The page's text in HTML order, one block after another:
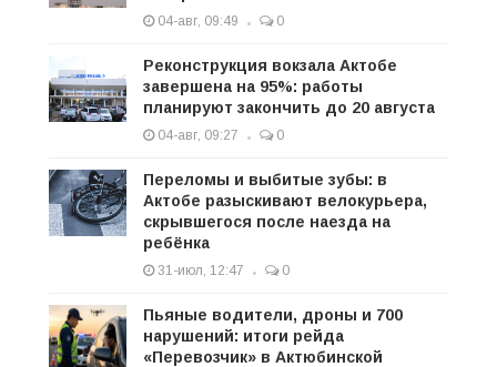
04-авг, 09:49 0
Реконструкция вокзала Актобе
завершена на 95%: работы
планируют закончить до 20 августа
04-авг, 09:27 0
Переломы и выбитые зубы: в
Актобе разыскивают велокурьера,
скрывшегося после наезда на
ребёнка
31-июл, 12:47 0
Пьяные водители, дроны и 700
нарушений: итоги рейда
«Перевозчик» в Актюбинской